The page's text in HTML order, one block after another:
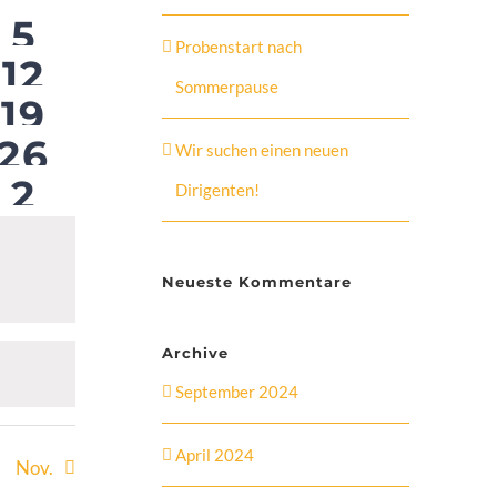
Suche
und
Navigation
hat
0
Veranstaltungen,
5
hat
0
Veranstaltungen,
12
hat
0
Veranstaltungen,
19
0
Veranstaltungen,
hat
2
Nov.
Probenstart nach
Sommerpause
Wir suchen einen neuen
Dirigenten!
Neueste Kommentare
Archive
September 2024
April 2024